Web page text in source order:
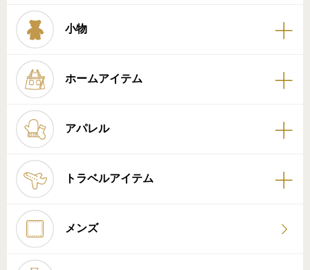
小物
ホームアイテム
アパレル
トラベルアイテム
メンズ